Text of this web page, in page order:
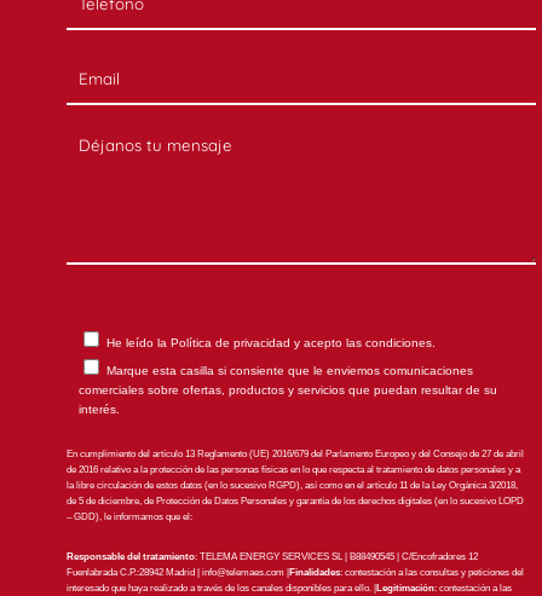
He leído la Política de privacidad y acepto las condiciones.
Marque esta casilla si consiente que le enviemos comunicaciones
comerciales sobre ofertas, productos y servicios que puedan resultar de su
interés.
En cumplimiento del artículo 13 Reglamento (UE) 2016/679 del Parlamento Europeo y del Consejo de 27 de abril
de 2016 relativo a la protección de las personas físicas en lo que respecta al tratamiento de datos personales y a
la libre circulación de estos datos (en lo sucesivo RGPD), así como en el artículo 11 de la Ley Orgánica 3/2018,
de 5 de diciembre, de Protección de Datos Personales y garantía de los derechos digitales (en lo sucesivo LOPD
– GDD), le informamos que el:
Responsable del tratamiento: TELEMA ENERGY SERVICES SL | B88490545 | C/Encofradores 12
Fuenlabrada C.P.:28942 Madrid | info@telemaes.com Finalidades: contestación a las consultas y peticiones del
interesado que haya realizado a través de los canales disponibles para ello. | Legitimación: contestación a las